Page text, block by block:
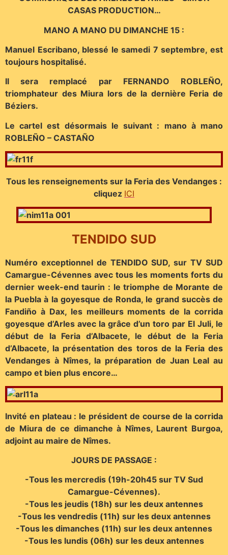
CASAS PRODUCTION…
MANO A MANO DU DIMANCHE 15 :
Manuel Escribano, blessé le samedi 7 septembre, est
toujours hospitalisé.
Il sera remplacé par FERNANDO ROBLEÑO,
triomphateur des Miura lors de la dernière Feria de
Béziers.
Le cartel est désormais le suivant : mano à mano
ROBLEÑO – CASTAÑO
Tous les renseignements sur la Feria des Vendanges :
cliquez ICI
TENDIDO SUD
Numéro exceptionnel de TENDIDO SUD, sur TV SUD
Camargue-Cévennes avec tous les moments forts du
dernier week-end taurin : le triomphe de Morante de
la Puebla à la goyesque de Ronda, le grand succès de
Fandiño à Dax, les meilleurs moments de la corrida
goyesque d’Arles avec la grâce d’un toro par El Juli, le
début de la Feria d’Albacete, le début de la Feria
d’Albacete, la présentation des toros de la Feria des
Vendanges à Nîmes, la préparation de Juan Leal au
campo et bien plus encore…
Invité en plateau : le président de course de la corrida
de Miura de ce dimanche à Nîmes, Laurent Burgoa,
adjoint au maire de Nîmes.
JOURS DE PASSAGE :
-Tous les mercredis (19h-20h45 sur TV Sud
Camargue-Cévennes).
-Tous les jeudis (18h) sur les deux antennes
-Tous les vendredis (11h) sur les deux antennes
-Tous les dimanches (11h) sur les deux antennes
-Tous les lundis (06h) sur les deux antennes